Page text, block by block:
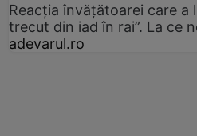
Reacția învățătoarei care a
trecut din iad în rai”. La ce
adevarul.ro